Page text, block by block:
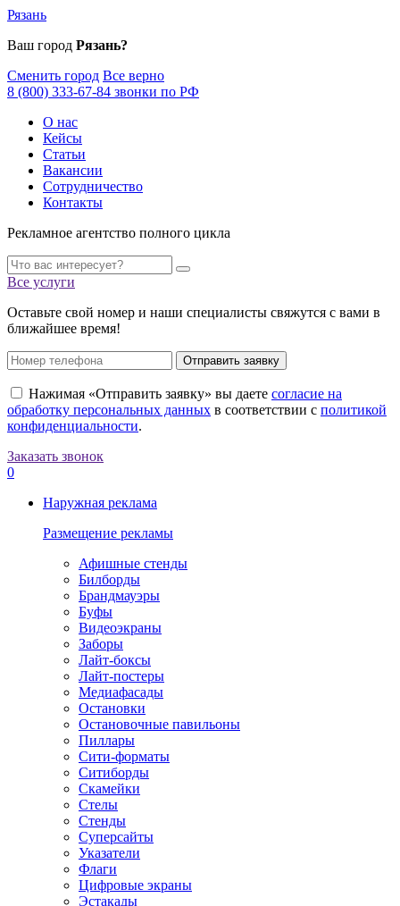
Рязань
Ваш город Рязань?
Сменить город Все верно
8 (800) 333-67-84 звонки по РФ
О нас
Кейсы
Статьи
Вакансии
Сотрудничество
Контакты
Рекламное агентство полного цикла
Все услуги
Оставьте свой номер и наши специалисты свяжутся с вами в
ближайшее время!
Отправить заявку
Нажимая «Отправить заявку» вы даете согласие на
обработку персональных данных в соответствии с политикой
конфиденциальности.
Заказать звонок
0
Наружная реклама
Размещение рекламы
Афишные стенды
Билборды
Брандмауэры
Буфы
Видеоэкраны
Заборы
Лайт-боксы
Лайт-постеры
Медиафасады
Остановки
Остановочные павильоны
Пиллары
Сити-форматы
Ситиборды
Скамейки
Стелы
Стенды
Суперсайты
Указатели
Флаги
Цифровые экраны
Эстакады